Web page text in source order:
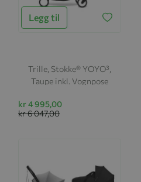
Legg til
Trille, Stokke® YOYO³,
Taupe inkl. Vognpose
kr 4 995,00
kr 6 047,00